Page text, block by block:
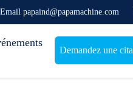
Email papaind@papamachine.com
Demandez une